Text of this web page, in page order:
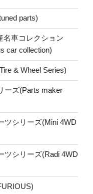
parts)
名車コレクション
car collection)
& Wheel Series)
ーズ(Parts maker
ツシリーズ(Mini 4WD
ツシリーズ(Radi 4WD